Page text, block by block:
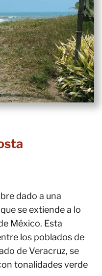
dado a una
que se extiende a lo
México. Esta
los poblados de
de Veracruz, se
tonalidades verde